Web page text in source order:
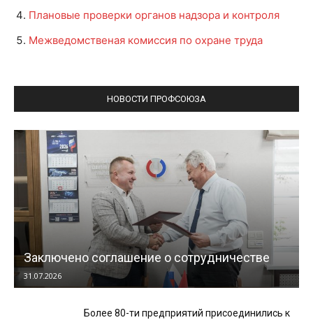
Плановые проверки органов надзора и контроля
Межведомственая комиссия по охране труда
НОВОСТИ ПРОФСОЮЗА
Заключено соглашение о сотрудничестве
31.07.2026
Более 80-ти предприятий присоединились к